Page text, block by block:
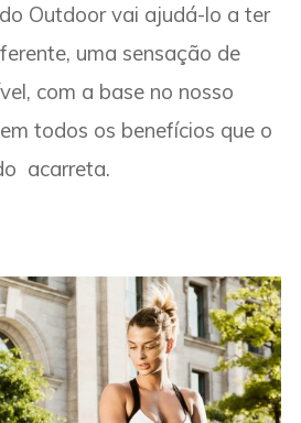
Outdoor vai ajudá-lo a ter
uma sensação de
com a base no nosso
todos os benefícios que o
acarreta.